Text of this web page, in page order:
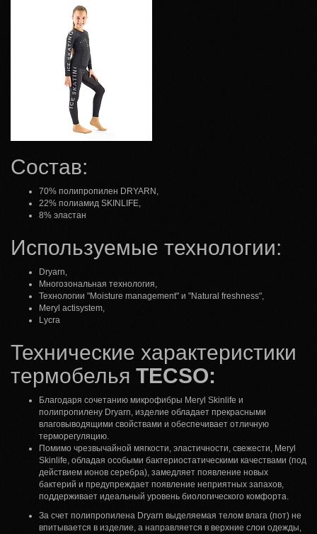
Состав:
70% полипропилен DRYARN,
22% полиамид SKINLIFE,
8% эластан
Используемые технологии:
Dryarn,
Многозональная технология,
Технологии "Moisture management" и "Natural freshness",
Meryl actisystem,
Lycra
Технические характеристики
термобелья TECSO:
Благодаря сочетанию микрофибры Meryl Skinlife и
полипропилену Dryarn, изделие обладает прекрасными
влаговыводящими свойствами и обеспечивает отличную
терморегуляцию.
Помимо чрезвычайной мягкости, эластичности, свежести, Meryl
Skinlife, обладая особыми бактериостатическими качествами (под
действием ионов серебра), замедляет появление новых
бактерий и предупреждает появление неприятных запахов,
поддерживает идеальный уровень биологического комфорта.
За счет полипропилена Dryarn выделяемая телом влага (пот) не
впитывается в изделие, а направляется в верхние слои одежды,